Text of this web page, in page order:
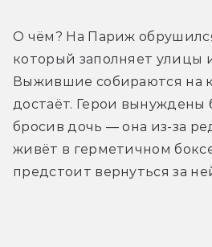
О чём? На Париж
который заполняет улицы
Выжившие собираются на
достаёт. Герои вынуждены
бросив дочь — она из-за
живёт в герметичном
предстоит вернуться за